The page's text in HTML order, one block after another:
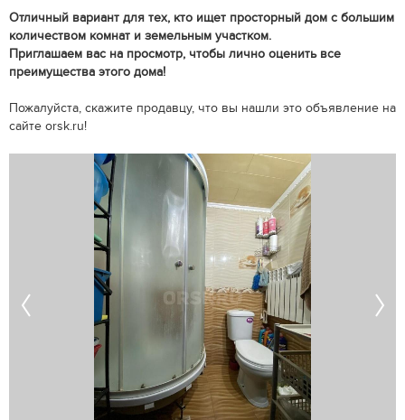
Отличный вариант для тех, кто ищет просторный дом с большим
количеством комнат и земельным участком.
Приглашаем вас на просмотр, чтобы лично оценить все
преимущества этого дома!
Пожалуйста, скажите продавцу, что вы нашли это объявление на
сайте orsk.ru!